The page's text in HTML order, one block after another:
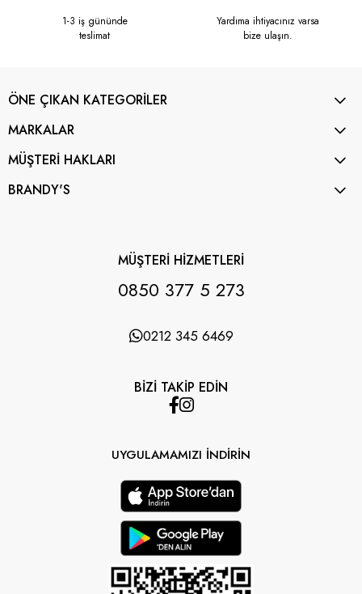
1-3 iş gününde
teslimat
Yardıma ihtiyacınız varsa
bize ulaşın.
ÖNE ÇIKAN KATEGORİLER
MARKALAR
MÜŞTERİ HAKLARI
BRANDY'S
MÜŞTERİ HİZMETLERİ
0850 377 5 273
0212 345 6469
BİZİ TAKİP EDİN
UYGULAMAMIZI İNDİRİN